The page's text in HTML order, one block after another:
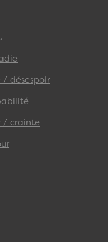
/ désespoir
/ crainte